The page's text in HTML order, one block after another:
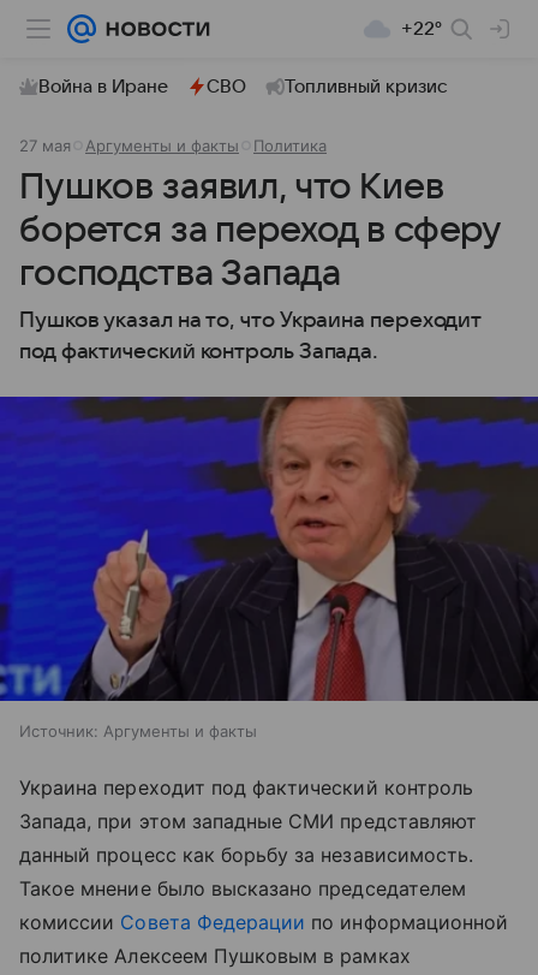
+22°
Война в Иране СВО Топливный кризис
27 мая Аргументы и факты Политика
Пушков заявил, что Киев
борется за переход в сферу
господства Запада
Пушков указал на то, что Украина переходит
под фактический контроль Запада.
Источник: Аргументы и факты
Украина переходит под фактический контроль
Запада, при этом западные СМИ представляют
данный процесс как борьбу за независимость.
Такое мнение было высказано председателем
комиссии Совета Федерации по информационной
политике Алексеем Пушковым в рамках